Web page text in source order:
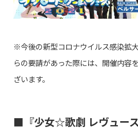
※今後の新型コロナウイルス感染拡
らの要請があった際には、開催内容
ざいます。
■『少女☆歌劇 レヴュー